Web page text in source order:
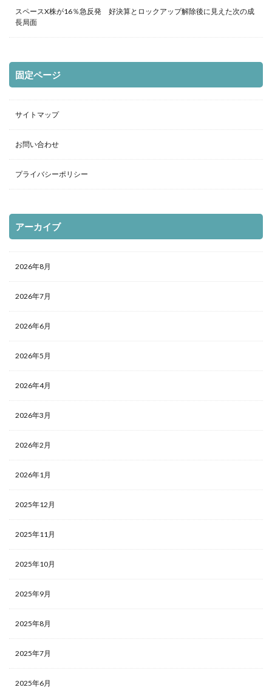
スペースX株が16％急反発 好決算とロックアップ解除後に見えた次の成
長局面
固定ページ
サイトマップ
お問い合わせ
プライバシーポリシー
アーカイブ
2026年8月
2026年7月
2026年6月
2026年5月
2026年4月
2026年3月
2026年2月
2026年1月
2025年12月
2025年11月
2025年10月
2025年9月
2025年8月
2025年7月
2025年6月